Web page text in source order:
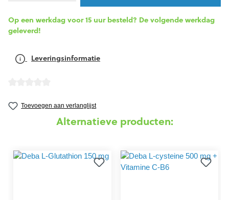
Op een werkdag voor 15 uur besteld? De volgende werkdag
geleverd!
Leveringsinformatie
Toevoegen aan verlanglijst
Alternatieve producten: